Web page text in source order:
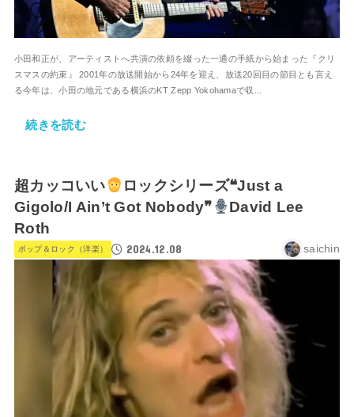
小田和正が、アーティストへ共演の依頼を綴った一通の手紙から始まった『クリ
スマスの約束』 2001年の放送開始から24年を迎え、放送20回目の節目とも言え
る今年は、小田の地元である横浜のKT Zepp Yokohamaで収...
続きを読む
超カッコいい
ロックシリーズ❝Just a
Gigolo/I Ain’t Got Nobody❞
David Lee
Roth
ポップ＆ロック（洋楽） 2024.12.08 saichin